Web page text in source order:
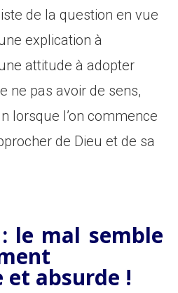
de la question en vue
explication à
attitude à adopter
ne pas avoir de sens,
lorsque l’on commence
de Dieu et de sa
le mal semble
absurde !